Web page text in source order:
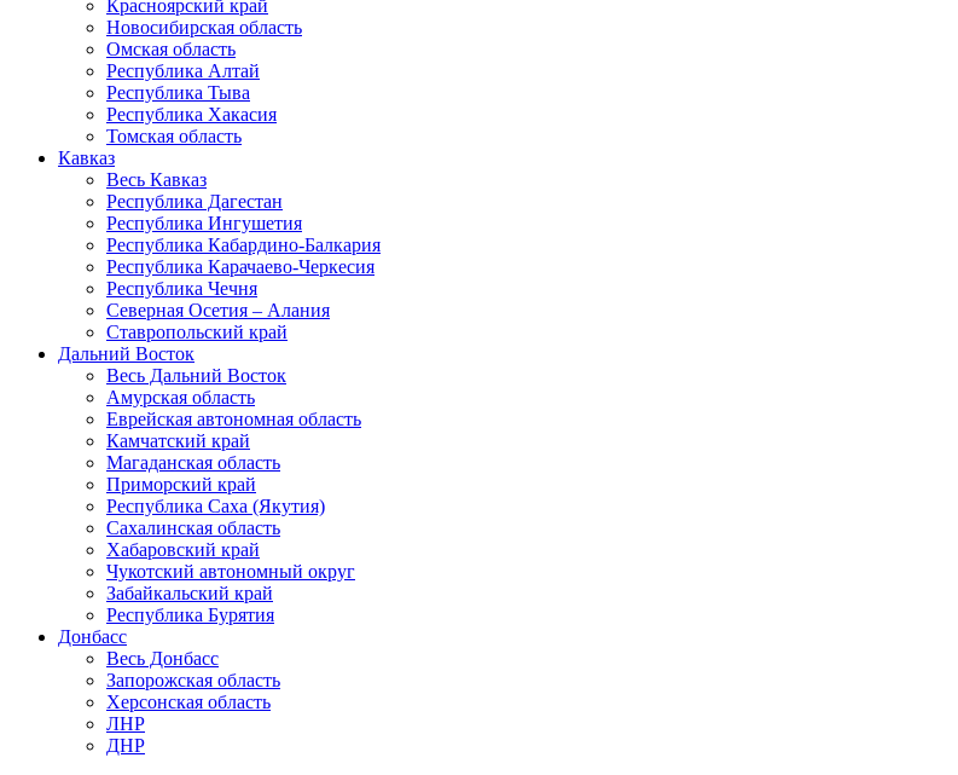
Красноярский край
Новосибирская область
Омская область
Республика Алтай
Республика Тыва
Республика Хакасия
Томская область
Кавказ
Весь Кавказ
Республика Дагестан
Республика Ингушетия
Республика Кабардино-Балкария
Республика Карачаево-Черкесия
Республика Чечня
Северная Осетия – Алания
Ставропольский край
Дальний Восток
Весь Дальний Восток
Амурская область
Еврейская автономная область
Камчатский край
Магаданская область
Приморский край
Республика Саха (Якутия)
Сахалинская область
Хабаровский край
Чукотский автономный округ
Забайкальский край
Республика Бурятия
Донбасс
Весь Донбасс
Запорожская область
Херсонская область
ЛНР
ДНР